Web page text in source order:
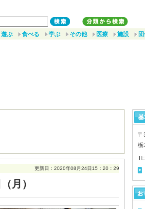
遊ぶ 食べる 学ぶ その他 医療 施設
更新日：2020年08月24日15：20：29
月）
〒
栃